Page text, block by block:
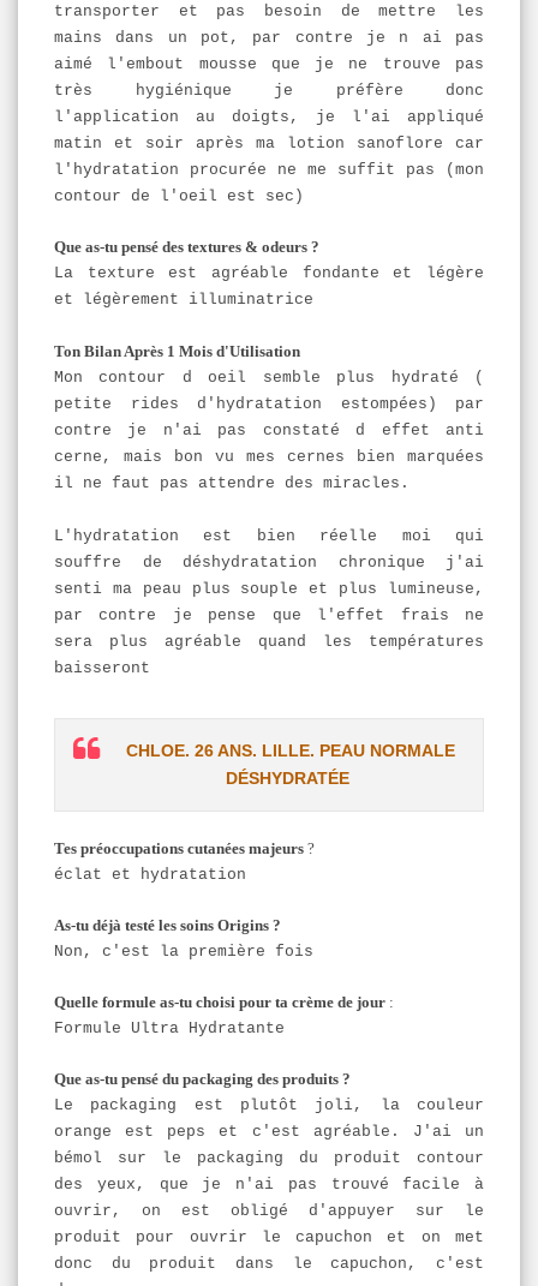
transporter et pas besoin de mettre les
mains dans un pot, par contre je n ai pas
aimé l'embout mousse que je ne trouve pas
très hygiénique je préfère donc
l'application au doigts, je l'ai appliqué
matin et soir après ma lotion sanoflore car
l'hydratation procurée ne me suffit pas (mon
contour de l'oeil est sec)
Que as-tu pensé des textures & odeurs ?
La texture est agréable fondante et légère
et légèrement illuminatrice
Ton Bilan Après 1 Mois d'Utilisation
Mon contour d oeil semble plus hydraté (
petite rides d'hydratation estompées) par
contre je n'ai pas constaté d effet anti
cerne, mais bon vu mes cernes bien marquées
il ne faut pas attendre des miracles.
L'hydratation est bien réelle moi qui
souffre de déshydratation chronique j'ai
senti ma peau plus souple et plus lumineuse,
par contre je pense que l'effet frais ne
sera plus agréable quand les températures
baisseront
CHLOE. 26 ANS. LILLE. PEAU NORMALE
DÉSHYDRATÉE
Tes préoccupations cutanées majeurs ?
éclat et hydratation
As-tu déjà testé les soins Origins ?
Non, c'est la première fois
Quelle formule as-tu choisi pour ta crème de jour :
Formule Ultra Hydratante
Que as-tu pensé du packaging des produits ?
Le packaging est plutôt joli, la couleur
orange est peps et c'est agréable. J'ai un
bémol sur le packaging du produit contour
des yeux, que je n'ai pas trouvé facile à
ouvrir, on est obligé d'appuyer sur le
produit pour ouvrir le capuchon et on met
donc du produit dans le capuchon, c'est